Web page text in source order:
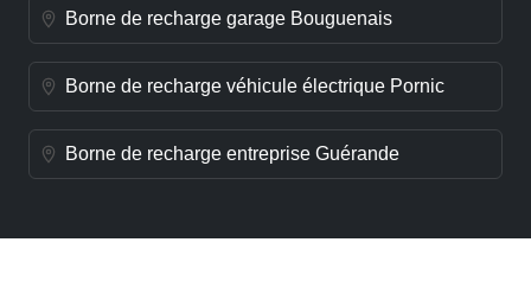
Borne de recharge garage Bouguenais
Borne de recharge véhicule électrique Pornic
Borne de recharge entreprise Guérande